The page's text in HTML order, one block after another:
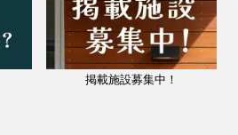
掲載施設募集中！